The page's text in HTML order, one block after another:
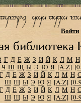
Войти
Г Д Е Ж З И Й К Л М Н
Ч Ш Щ Ы Э Ю Я [A-Z]
Д Е Ж З И Й К Л М Н
Ш Щ Ы Э Ю Я [A-Z] [0-
Д Е Ж З И Й К Л М Н
Ш Щ Ы Э Ю Я [A-Z] [0-